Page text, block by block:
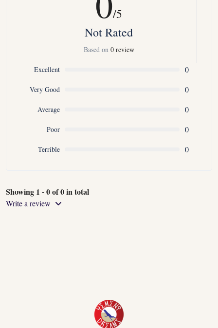
/5
Not Rated
Based on 0 review
Excellent 0
Very Good 0
Average 0
Poor 0
Terrible 0
Showing 1 - 0 of 0 in total
Write a review